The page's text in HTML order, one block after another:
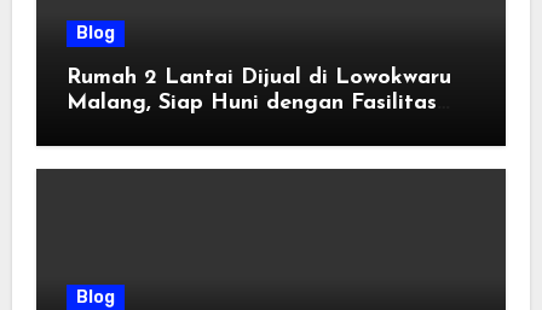
Blog
Rumah 2 Lantai Dijual di Lowokwaru
Malang, Siap Huni dengan Fasilitas
Blog